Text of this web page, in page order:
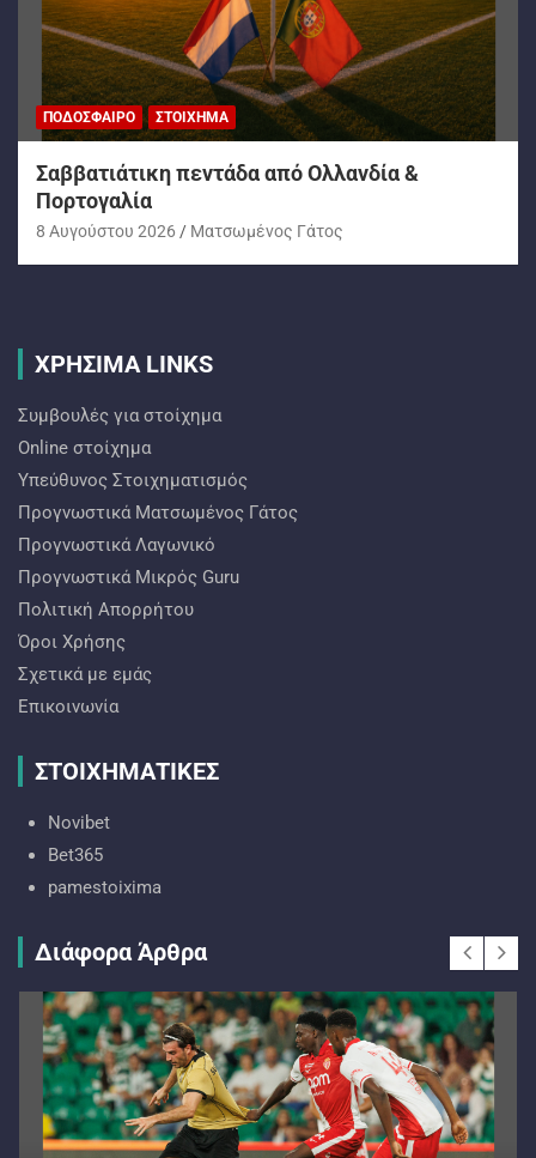
ΠΟΔΌΣΦΑΙΡΟ ΣΤΟΊΧΗΜΑ
Σαββατιάτικη πεντάδα από Ολλανδία &
Πορτογαλία
8 Αυγούστου 2026 Ματσωμένος Γάτος
ΧΡΗΣΙΜΑ LINKS
Συμβουλές για στοίχημα
Online στοίχημα
Υπεύθυνος Στοιχηματισμός
Προγνωστικά Ματσωμένος Γάτος
Προγνωστικά Λαγωνικό
Προγνωστικά Mικρός Guru
Πολιτική Απορρήτου
Όροι Χρήσης
Σχετικά με εμάς
Επικοινωνία
ΣΤΟΙΧΗΜΑΤΙΚΕΣ
Novibet
Bet365
pamestoixima
Διάφορα Άρθρα